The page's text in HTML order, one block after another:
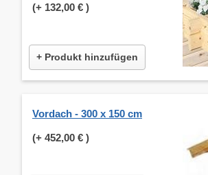
(+ 132,00 € )
+ Produkt hinzufügen
Vordach - 300 x 150 cm
(+ 452,00 € )